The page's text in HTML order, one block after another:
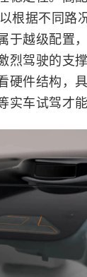
根据不同路
于越级配置
烈驾驶的支
硬件结构，
实车试驾才能